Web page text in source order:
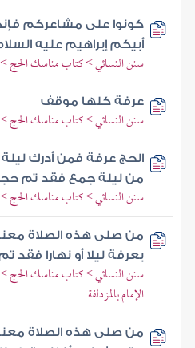
كونوا على مشاعركم
أبيكم إبراهيم عليه
سنن النسائي > كتاب مناسك الحج >
عرفة كلها موقف
سنن النسائي > كتاب مناسك الحج >
الحج عرفة فمن أدرك
من ليلة جمع فقد تم
سنن النسائي > كتاب مناسك الحج
من صلى هذه الصلاة
بعرفة ليلا أو نهارا
سنن النسائي > كتاب مناسك الحج
الإمام بالمزدلفة
من صلى هذه الصلاة